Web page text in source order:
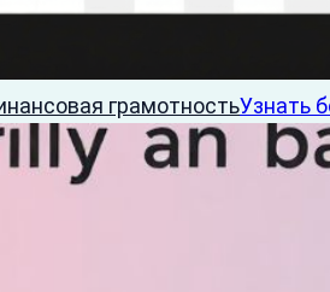
грамотностьУзнать